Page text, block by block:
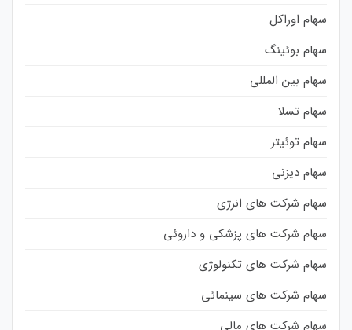
سهام اوراکل
سهام بوئینگ
سهام بین المللی
سهام تسلا
سهام توئیتر
سهام دیزنی
سهام شرکت های انرژی
سهام شرکت های پزشکی و داروئی
سهام شرکت های تکنولوژی
سهام شرکت های سینمائی
سهام شرکت های مالی